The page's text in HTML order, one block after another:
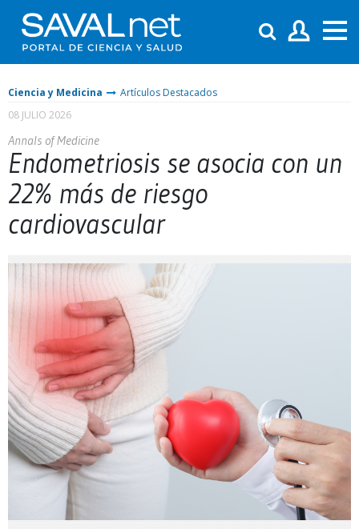
Ciencia y Medicina
Artículos Destacados
08 JULIO 2026
Annals of Medicine
Endometriosis se asocia con un
22% más de riesgo
cardiovascular